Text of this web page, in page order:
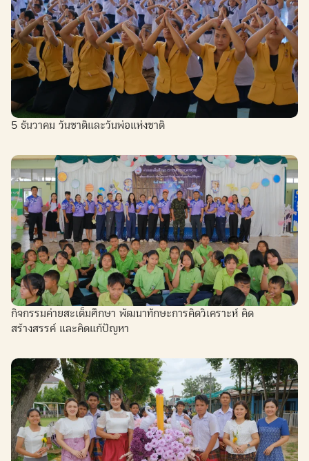
5 ธันวาคม วันชาติและวันพ่อแห่งชาติ
กิจกรรมค่ายสะเต็มศึกษา พัฒนาทักษะการคิดวิเคราะห์ คิด
สร้างสรรค์ และคิดแก้ปัญหา